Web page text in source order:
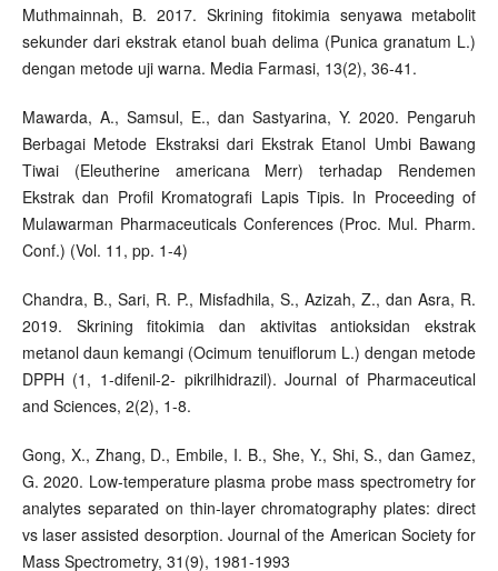
Muthmainnah, B. 2017. Skrining fitokimia senyawa metabolit
sekunder dari ekstrak etanol buah delima (Punica granatum L.)
dengan metode uji warna. Media Farmasi, 13(2), 36-41.
Mawarda, A., Samsul, E., dan Sastyarina, Y. 2020. Pengaruh
Berbagai Metode Ekstraksi dari Ekstrak Etanol Umbi Bawang
Tiwai (Eleutherine americana Merr) terhadap Rendemen
Ekstrak dan Profil Kromatografi Lapis Tipis. In Proceeding of
Mulawarman Pharmaceuticals Conferences (Proc. Mul. Pharm.
Conf.) (Vol. 11, pp. 1-4)
Chandra, B., Sari, R. P., Misfadhila, S., Azizah, Z., dan Asra, R.
2019. Skrining fitokimia dan aktivitas antioksidan ekstrak
metanol daun kemangi (Ocimum tenuiflorum L.) dengan metode
DPPH (1, 1-difenil-2- pikrilhidrazil). Journal of Pharmaceutical
and Sciences, 2(2), 1-8.
Gong, X., Zhang, D., Embile, I. B., She, Y., Shi, S., dan Gamez,
G. 2020. Low-temperature plasma probe mass spectrometry for
analytes separated on thin-layer chromatography plates: direct
vs laser assisted desorption. Journal of the American Society for
Mass Spectrometry, 31(9), 1981-1993